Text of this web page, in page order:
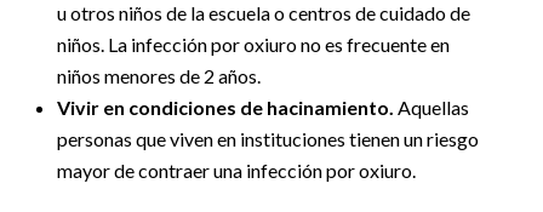
u otros niños de la escuela o centros de cuidado de
niños. La infección por oxiuro no es frecuente en
niños menores de 2 años.
Vivir en condiciones de hacinamiento. Aquellas
personas que viven en instituciones tienen un riesgo
mayor de contraer una infección por oxiuro.